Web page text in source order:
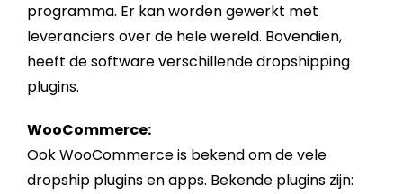
programma. Er kan worden gewerkt met
leveranciers over de hele wereld. Bovendien,
heeft de software verschillendedropshipping
plugins.
WooCommerce:
Ook WooCommerce is bekend om de vele
dropship plugins en apps. Bekende plugins zijn: